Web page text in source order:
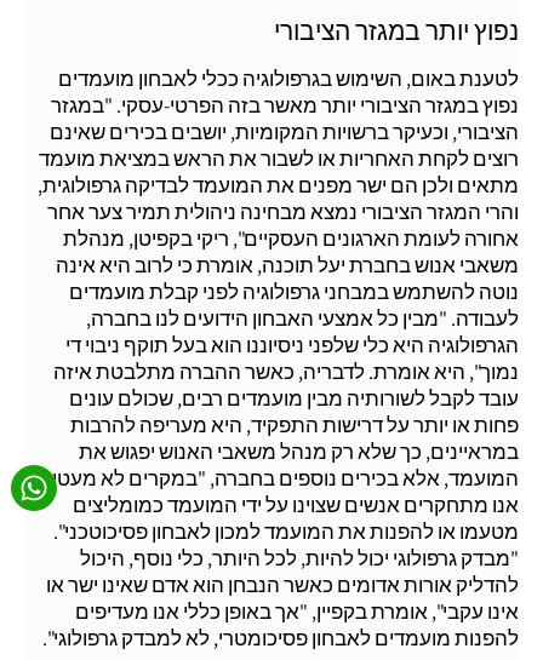
נפוץ יותר במגזר הציבורי
לטענת באום, השימוש בגרפולוגיה ככלי לאבחון מועמדים
נפוץ במגזר הציבורי יותר מאשר בזה הפרטי-עסקי. "במגזר
הציבורי, וכעיקר ברשויות המקומיות, יושבים בכירים שאינם
רוצים לקחת האחריות או לשבור את הראש במציאת מועמד
מתאים ולכן הם ישר מפנים את המועמד לבדיקה גרפולוגית,
והרי המגזר הציבורי נמצא מבחינה ניהולית תמיר צער אחר
אחורה לעומת הארגונים העסקיים", ריקי בקפיטן, מנהלת
משאבי אנוש בחברת יעל תוכנה, אומרת כי לרוב היא אינה
נוטה להשתמש במבחני גרפולוגיה לפני קבלת מועמדים
לעבודה. "מבין כל אמצעי האבחון הידועים לנו בחברה,
הגרפולוגיה היא כלי שלפני ניסיוננו הוא בעל תוקף ניבוי די
נמוך", היא אומרת. לדבריה, כאשר ההברה מתלבטת איזה
עובד לקבל לשורותיה מבין מועמדים רבים, שכולם עונים
פחות או יותר על דרישות התפקיד, היא מעריפה להרבות
במראיינים, כך שלא רק מנהל משאבי האנוש יפגוש את
המועמד, אלא בכירים נוספים בחברה, "במקרים לא מעטים
אנו מתחקרים אנשים שצוינו על ידי המועמד כמומליצים
מטעמו או להפנות את המועמד למכון לאבחון פסיכוטכני".
"מבדק גרפולוגי יכול להיות, לכל היותר, כלי נוסף, היכול
להדליק אורות אדומים כאשר הנבחן הוא אדם שאינו ישר או
אינו עקבי", אומרת בקפיין, "אך באופן כללי אנו מעדיפים
להפנות מועמדים לאבחון פסיכומטרי, לא למבדק גרפולוגי".